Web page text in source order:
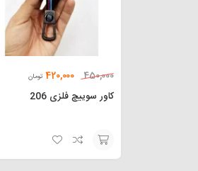
450,000
420,000 تومان
کاور سوییچ فلزی 206
افزودن